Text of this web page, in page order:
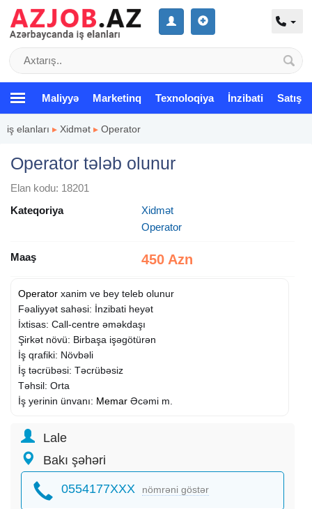
Maliyyə Marketinq Texnoloqiya İnzibati Satış
iş elanları ▸ Xidmət ▸ Operator
Operator tələb olunur
Elan kodu: 18201
Kateqoriya
Xidmət
Operator
Maaş 450 Azn
Operator xanim ve bey teleb olunur
Fəaliyyət sahəsi: İnzibati heyət
İxtisas: Call-centre əməkdaşı
Şirkət növü: Birbaşa işəgötürən
İş qrafiki: Növbəli
İş təcrübəsi: Təcrübəsiz
Təhsil: Orta
İş yerinin ünvanı: Memar Əcəmi m.
Lale
Bakı şəhəri
0554177XXX nömrəni göstər